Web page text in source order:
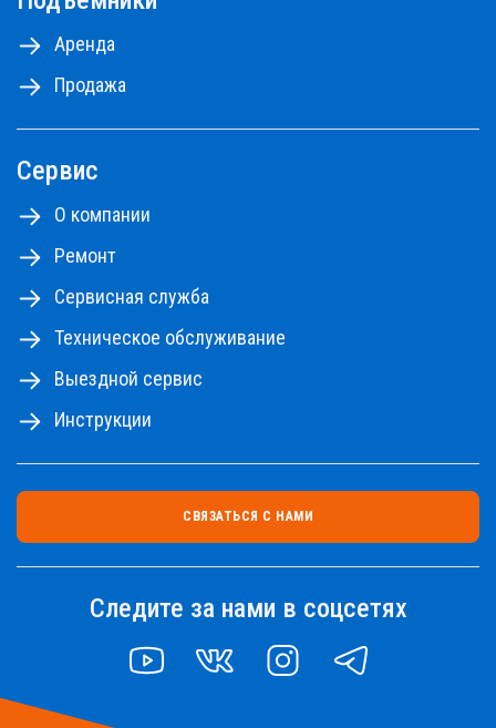
Аренда
Продажа
Сервис
О компании
Ремонт
Сервисная служба
Техническое обслуживание
Выездной сервис
Инструкции
СВЯЗАТЬСЯ С НАМИ
Следите за нами в соцсетях
YOUTUBE VK INSTAGRAMTELEGRAM